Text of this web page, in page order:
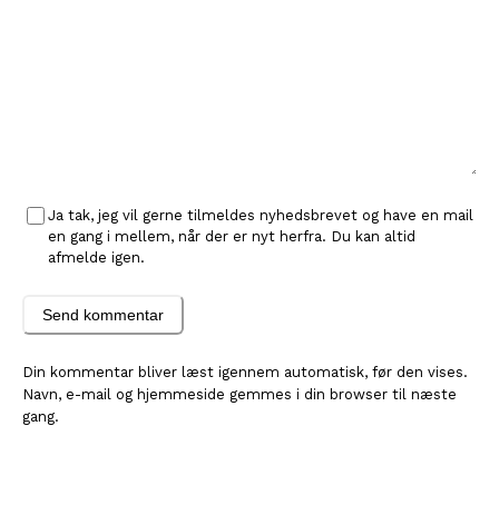
Ja tak, jeg vil gerne tilmeldes nyhedsbrevet og have en mail
en gang i mellem, når der er nyt herfra. Du kan altid
afmelde igen.
Send kommentar
Din kommentar bliver læst igennem automatisk, før den vises.
Navn, e-mail og hjemmeside gemmes i din browser til næste
gang.